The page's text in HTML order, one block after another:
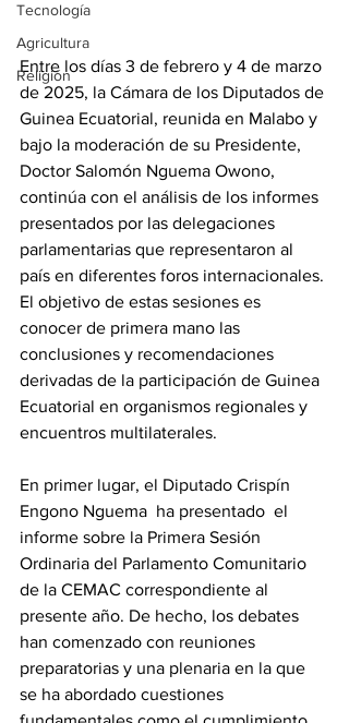
Tecnología
Agricultura
Religión
Entre los días 3 de febrero y 4 de marzo
de 2025, la Cámara de los Diputados de
Guinea Ecuatorial, reunida en Malabo y
bajo la moderación de su Presidente,
Doctor Salomón Nguema Owono,
continúa con el análisis de los informes
presentados por las delegaciones
parlamentarias que representaron al
país en diferentes foros internacionales.
El objetivo de estas sesiones es
conocer de primera mano las
conclusiones y recomendaciones
derivadas de la participación de Guinea
Ecuatorial en organismos regionales y
encuentros multilaterales.
En primer lugar, el Diputado Crispín
Engono Nguema  ha presentado  el
informe sobre la Primera Sesión
Ordinaria del Parlamento Comunitario
de la CEMAC correspondiente al
presente año. De hecho, los debates
han comenzado con reuniones
preparatorias y una plenaria en la que
se ha abordado cuestiones